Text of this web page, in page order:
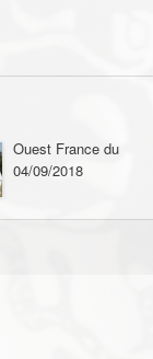
Ouest France du
04/09/2018